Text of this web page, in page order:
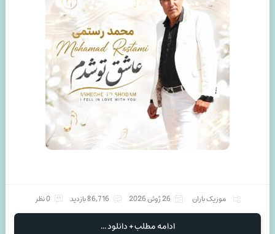
موزیک باران 26 ژوئن 2026 86,716 بازدید 0 نظر
ادامه مطلب + دانلود ...